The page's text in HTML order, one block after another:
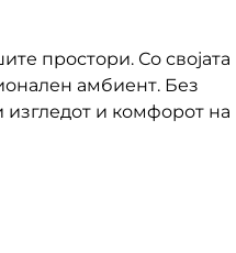
простори. Со својата
амбиент. Без
изгледот и комфорот на